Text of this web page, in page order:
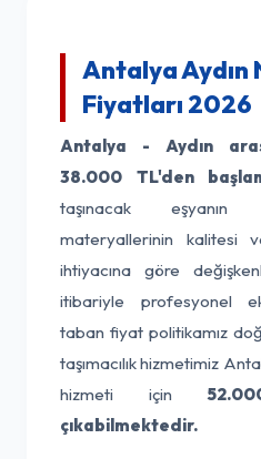
Antalya Aydın
Fiyatları 2026
Antalya - Aydın
38.000 TL'den
taşınacak
materyallerinin kalitesi
ihtiyacına göre
itibariyle profesyonel
taban fiyat politikamız
taşımacılık hizmetimiz
hizmeti için
çıkabilmektedir.